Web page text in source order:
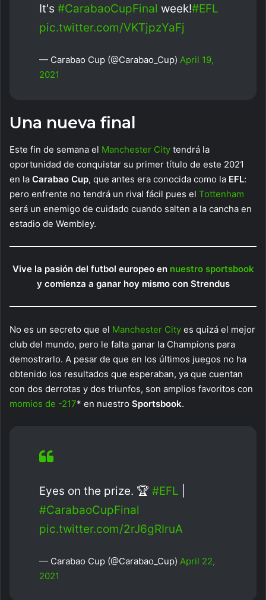
It's #CarabaoCupFinal week!#EFL
pic.twitter.com/VKTjpzYaFj
— Carabao Cup (@Carabao_Cup) April 19,
2021
Una nueva final
Este fin de semana el Manchester City tendrá la
oportunidad de conquistar su primer título de este 2021
en la Carabao Cup, que antes era conocida como la EFL:
pero enfrente no tendrá un rival fácil pues el Tottenham
será un enemigo de cuidado cuando salten a la cancha en
estadio de Wembley.
Vive la pasión del futbol europeo en nuestro sportsbook
y comienza a ganar hoy mismo con Strendus
No es un secreto que el Manchester City es quizá el mejor
club del mundo, pero le falta ganar la Champions para
demostrarlo. A pesar de que en los últimos juegos no ha
obtenido los resultados que esperaban, ya que cuentan
con dos derrotas y dos triunfos, son amplios favoritos con
momios de -217* en nuestro Sportsbook.
Eyes on the prize. 🏆 #EFL
#CarabaoCupFinal
pic.twitter.com/2rJ6gRIruA
— Carabao Cup (@Carabao_Cup) April 22,
2021